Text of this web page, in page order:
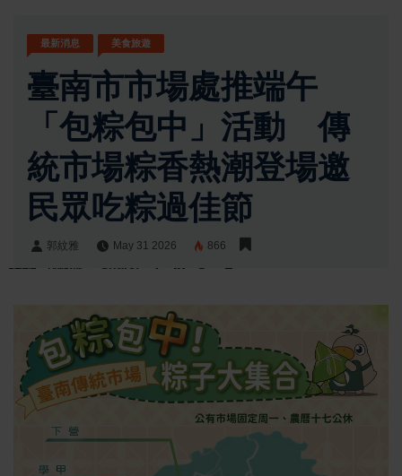
最新消息 美食旅遊
臺南市市場處推端午
「包粽包中」活動 傳
統市場粽香熱潮登場邀
民眾吃粽過佳節
郭紋雅 May 31 2026 866